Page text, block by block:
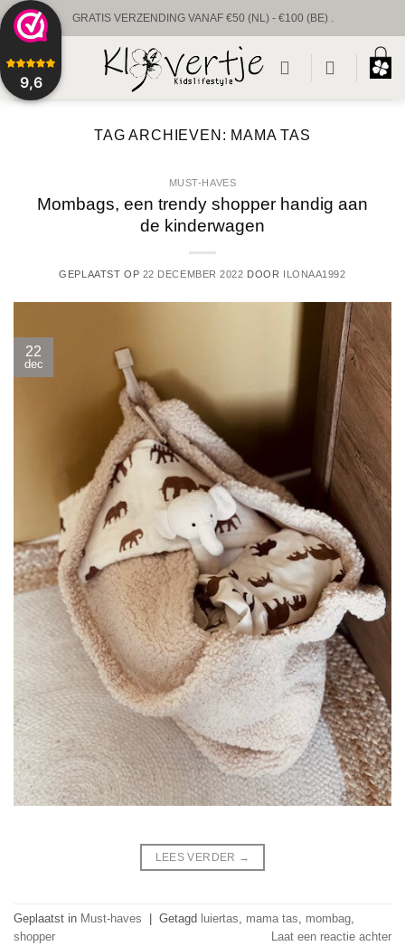
9,6
Ga
naar
inhoud
GRATIS VERZENDING VANAF €50 (NL) - €100 (BE) .
UNIEKE BABYPRODUCTEN & GEPERSONALISEERD
VOORRAAD VERZENDING BINNEN 1 TOT 2 WERKDAGEN.
TAG ARCHIEVEN: MAMA TAS
MUST-HAVES
Mombags, een trendy shopper handig aan
de kinderwagen
GEPLAATST OP 22 DECEMBER 2022 DOOR ILONAA1992
22
dec
LEES VERDER →
Geplaatst in Must-haves Getagd luiertas, mama tas, mombag,
shopper
Laat een reactie achter